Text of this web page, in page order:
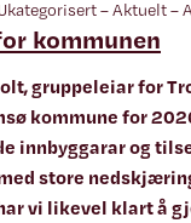
– Aktuelt –
kommunen
gruppeleiar for
kommune for
innbyggarar og
store
vi likevel klart å